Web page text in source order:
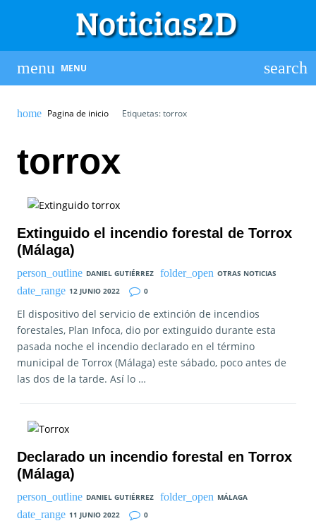
MENU
Pagina de inicio Etiquetas: torrox
torrox
Extinguido el incendio forestal de Torrox
(Málaga)
DANIEL GUTIÉRREZ
OTRAS NOTICIAS
12 JUNIO 2022
0
El dispositivo del servicio de extinción de incendios
forestales, Plan Infoca, dio por extinguido durante esta
pasada noche el incendio declarado en el término
municipal de Torrox (Málaga) este sábado, poco antes de
las dos de la tarde. Así lo …
Declarado un incendio forestal en Torrox
(Málaga)
DANIEL GUTIÉRREZ
MÁLAGA
11 JUNIO 2022
0